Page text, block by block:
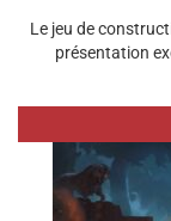
Le jeu de
présentation